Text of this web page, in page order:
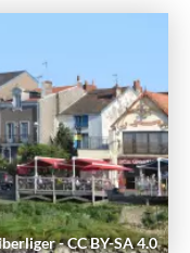
- CC BY-SA 4.0